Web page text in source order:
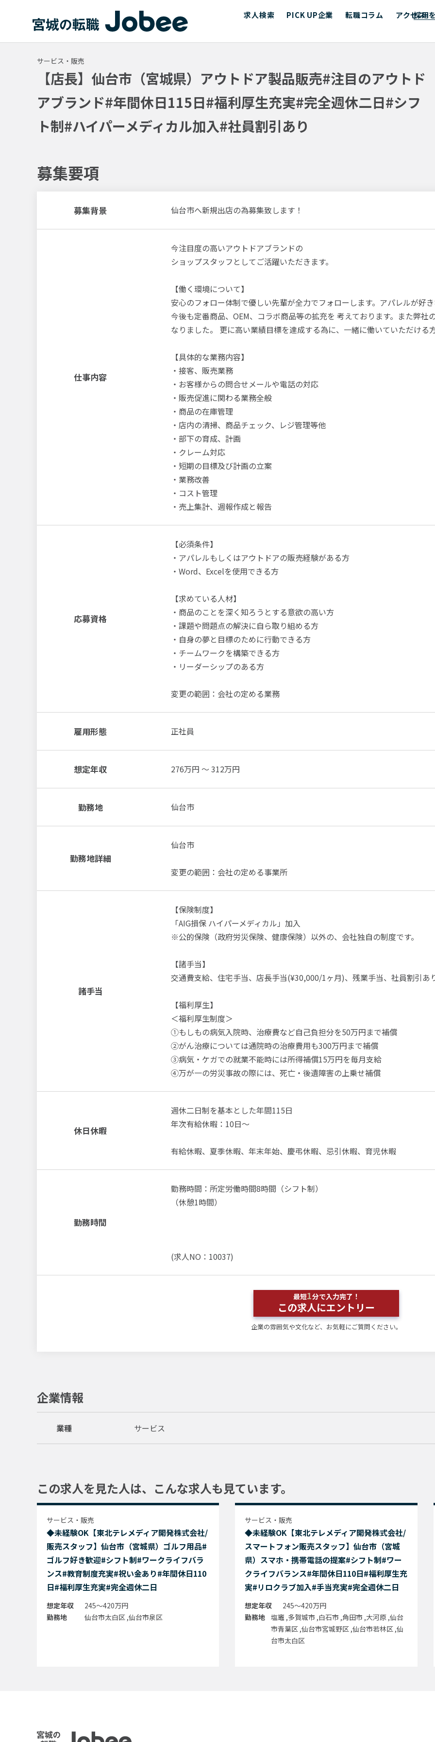
求人検索 PICK UP企業 転職コラム アクセス
採用
サービス・販売
【店長】仙台市（宮城県）アウトドア製品販売#注目のアウトド
アブランド#年間休日115日#福利厚生充実#完全週休二日#シフ
ト制#ハイパーメディカル加入#社員割引あり
募集要項
募集背景 仙台市へ新規出店の為募集致します！
仕事内容
今注目度の高いアウトドアブランドの
ショップスタッフとしてご活躍いただきます。
【働く環境について】
安心のフォロー体制で優しい先輩が全力でフォローします。アパレルが好
今後も定番商品、OEM、コラボ商品等の拡充を 考えております。また弊
なりました。 更に高い業績目標を達成する為に、一緒に働いていただける
【具体的な業務内容】
・接客、販売業務
・お客様からの問合せメールや電話の対応
・販売促進に関わる業務全般
・商品の在庫管理
・店内の清掃、商品チェック、レジ管理等他
・部下の育成、計画
・クレーム対応
・短期の目標及び計画の立案
・業務改善
・コスト管理
・売上集計、週報作成と報告
応募資格
【必須条件】
・アパレルもしくはアウトドアの販売経験がある方
・Word、Excelを使用できる方
【求めている人材】
・商品のことを深く知ろうとする意欲の高い方
・課題や問題点の解決に自ら取り組める方
・自身の夢と目標のために行動できる方
・チームワークを構築できる方
・リーダーシップのある方
変更の範囲：会社の定める業務
雇用形態 正社員
想定年収 276万円 ～ 312万円
勤務地 仙台市
勤務地詳細
仙台市
変更の範囲：会社の定める事業所
諸手当
【保険制度】
「AIG損保 ハイパーメディカル」加入
※公的保険（政府労災保険、健康保険）以外の、会社独自の制度です。
【諸手当】
交通費支給、住宅手当、店長手当(¥30,000/1ヶ月)、残業手当、社員割引あ
【福利厚生】
＜福利厚生制度＞
①もしもの病気入院時、治療費など自己負担分を50万円まで補償
②がん治療については通院時の治療費用も300万円まで補償
③病気・ケガでの就業不能時には所得補償15万円を毎月支給
④万が一の労災事故の際には、死亡・後遺障害の上乗せ補償
休日休暇
週休二日制を基本とした年間115日
年次有給休暇：10日～
有給休暇、夏季休暇、年末年始、慶弔休暇、忌引休暇、育児休暇
勤務時間
勤務時間：所定労働時間8時間（シフト制）
（休憩1時間）
(求人NO：10037)
最短1分で入力完了！
この求人にエントリー
企業の雰囲気や文化など、お気軽にご質問ください。
企業情報
業種 サービス
この求人を見た人は、 こんな求人も見ています。
サービス・販売
◆未経験OK【東北テレメディア開発株式会社/
販売スタッフ】仙台市（宮城県）ゴルフ用品#
ゴルフ好き歓迎#シフト制#ワークライフバラ
ンス#教育制度充実#祝い金あり#年間休日110
日#福利厚生充実#完全週休二日
想定年収
245～420万円
勤務地
仙台市太白区 ,仙台市泉区
サービス・販売
◆未経験OK【東北テレメディア開発株式会社/
スマートフォン販売スタッフ】仙台市（宮城
県）スマホ・携帯電話の提案#シフト制#ワー
クライフバランス#年間休日110日#福利厚生充
実#リロクラブ加入#手当充実#完全週休二日
想定年収
245～420万円
勤務地
塩竈 ,多賀城市 ,白石市 ,角田市 ,大河原 ,仙台
市青葉区 ,仙台市宮城野区 ,仙台市若林区 ,仙
台市太白区